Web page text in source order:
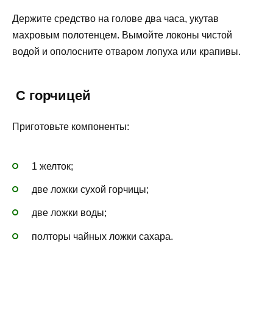
Держите средство на голове два часа, укутав
махровым полотенцем. Вымойте локоны чистой
водой и ополосните отваром лопуха или крапивы.
С горчицей
Приготовьте компоненты:
1 желток;
две ложки сухой горчицы;
две ложки воды;
полторы чайных ложки сахара.